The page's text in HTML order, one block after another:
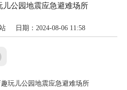
儿公园地震应急避难场所
日期：2024-08-06 11:58
儿公园地震应急避难场所